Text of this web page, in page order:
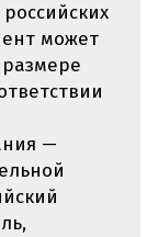
может
—